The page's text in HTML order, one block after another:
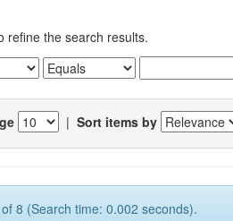
refine the search results.
| Sort items by
8 (Search time: 0.002 seconds).